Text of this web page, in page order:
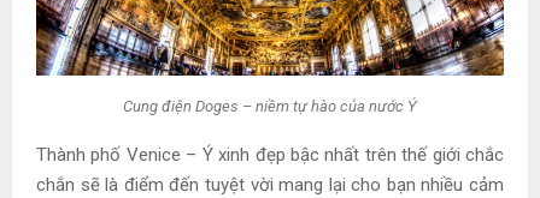
Cung điện Doges – niềm tự hào của nước Ý
Thành phố Venice – Ý xinh đẹp bậc nhất trên thế giới chắc
chắn sẽ là điểm đến tuyệt vời mang lại cho bạn nhiều cảm